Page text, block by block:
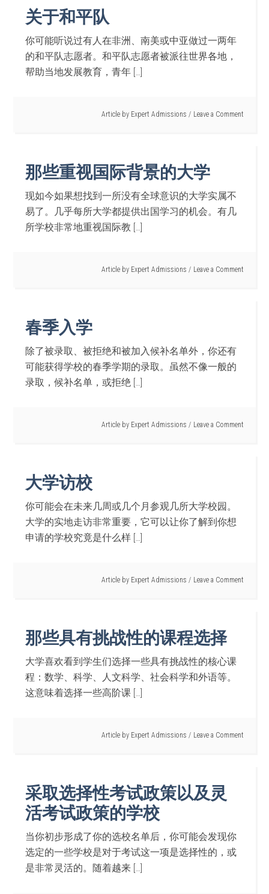
关于和平队
你可能听说过有人在非洲、南美或中亚做过一两年
的和平队志愿者。和平队志愿者被派往世界各地，
帮助当地发展教育，青年 […]
Article by Expert Admissions Leave a Comment
那些重视国际背景的大学
现如今如果想找到一所没有全球意识的大学实属不
易了。几乎每所大学都提供出国学习的机会。有几
所学校非常地重视国际教 […]
Article by Expert Admissions Leave a Comment
春季入学
除了被录取、被拒绝和被加入候补名单外，你还有
可能获得学校的春季学期的录取。虽然不像一般的
录取，候补名单，或拒绝 […]
Article by Expert Admissions Leave a Comment
大学访校
你可能会在未来几周或几个月参观几所大学校园。
大学的实地走访非常重要，它可以让你了解到你想
申请的学校究竟是什么样 […]
Article by Expert Admissions Leave a Comment
那些具有挑战性的课程选择
大学喜欢看到学生们选择一些具有挑战性的核心课
程：数学、科学、人文科学、社会科学和外语等。
这意味着选择一些高阶课 […]
Article by Expert Admissions Leave a Comment
采取选择性考试政策以及灵
活考试政策的学校
当你初步形成了你的选校名单后，你可能会发现你
选定的一些学校是对于考试这一项是选择性的，或
是非常灵活的。随着越来 […]